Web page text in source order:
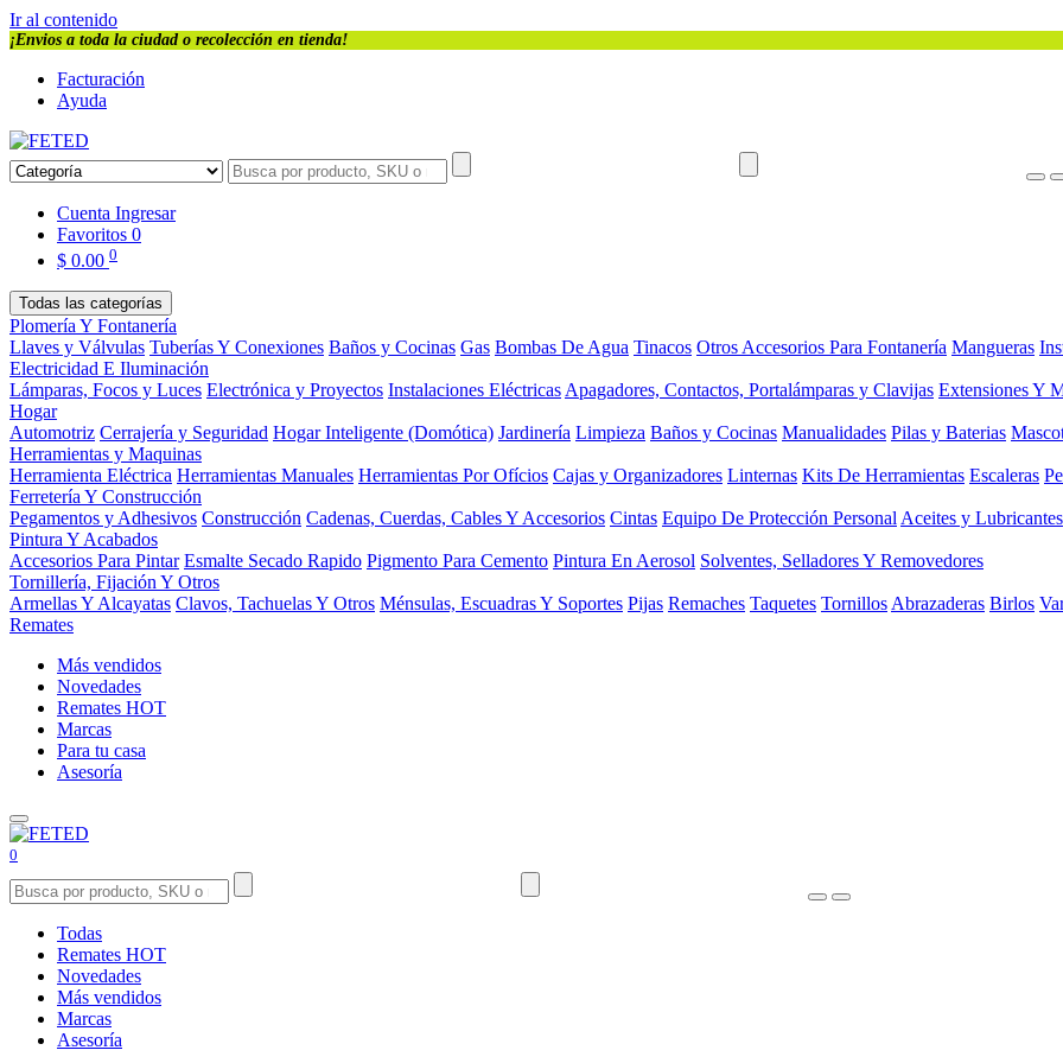
Ir al contenido
¡Envios a toda la ciudad o recolección en tienda!
Facturación
Ayuda
Cuenta Ingresar
Favoritos 0
$ 0.00 0
Todas las categorías
Plomería Y Fontanería
Llaves y Válvulas Tuberías Y Conexiones Baños y Cocinas Gas Bombas De Agua Tinacos Otros Accesorios Para Fontanería Mangueras
Electricidad E Iluminación
Lámparas, Focos y Luces Electrónica y Proyectos Instalaciones Eléctricas Apagadores, Contactos, Portalámparas y Clavijas Extensiones Y
Hogar
Automotriz Cerrajería y Seguridad Hogar Inteligente (Domótica) Jardinería Limpieza Baños y Cocinas Manualidades Pilas y Baterias
Herramientas y Maquinas
Herramienta Eléctrica Herramientas Manuales Herramientas Por Ofícios Cajas y Organizadores Linternas Kits De Herramientas Escaleras
Ferretería Y Construcción
Pegamentos y Adhesivos Construcción Cadenas, Cuerdas, Cables Y Accesorios Cintas Equipo De Protección Personal Aceites y Lubricantes
Pintura Y Acabados
Accesorios Para Pintar Esmalte Secado Rapido Pigmento Para Cemento Pintura En Aerosol Solventes, Selladores Y Removedores
Tornillería, Fijación Y Otros
Armellas Y Alcayatas Clavos, Tachuelas Y Otros Ménsulas, Escuadras Y Soportes Pijas Remaches Taquetes Tornillos Abrazaderas Birlos
Remates
Más vendidos
Novedades
Remates HOT
Marcas
Para tu casa
Asesoría
0
Todas
Remates HOT
Novedades
Más vendidos
Marcas
Asesoría